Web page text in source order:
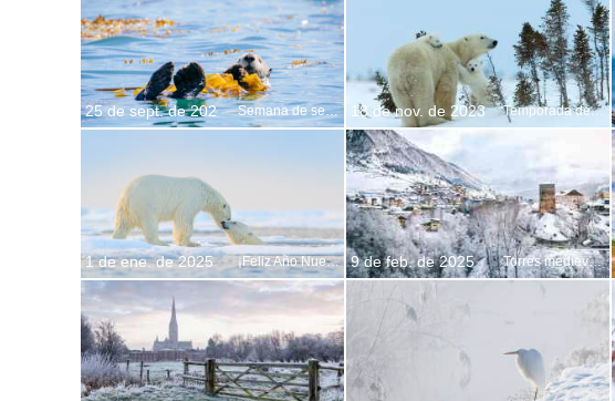
25 de sept. de 202 Semana de sensibilización sobre la nutria marina 18 de nov. de 2023 Temporada del oso polar en Manitoba, Canadá
1 de ene. de 2025 ¡Feliz Año Nuevo! 9 de feb. de 2025 Torres medievales en Mestia, Mingrelia-Alta Esvanetia, Georgia